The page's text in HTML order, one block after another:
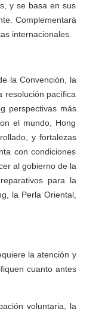
y se basa en sus
Complementará
internacionales.
la Convención, la
resolución pacífica
perspectivas más
el mundo, Hong
y fortalezas
con condiciones
al gobierno de la
para la
la Perla Oriental,
la atención y
cuanto antes
voluntaria, la